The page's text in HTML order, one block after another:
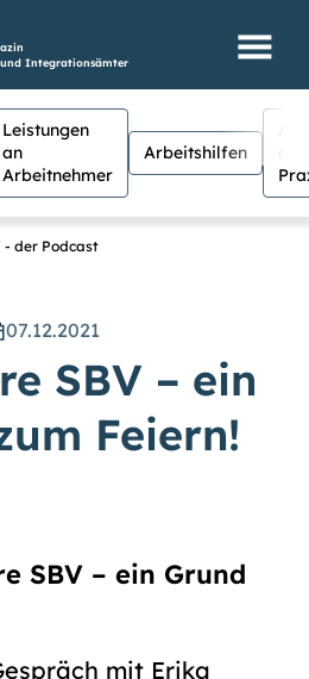
Integrationsämter
Leistungen
an
Arbeitnehmer
Arbeitshilfen
mit Sehschwäche
Möglichkeit, den
die Schrift
bei
- der Podcast
07.12.2021
SBV – ein
Feiern!
SBV – ein Grund
mit Erika